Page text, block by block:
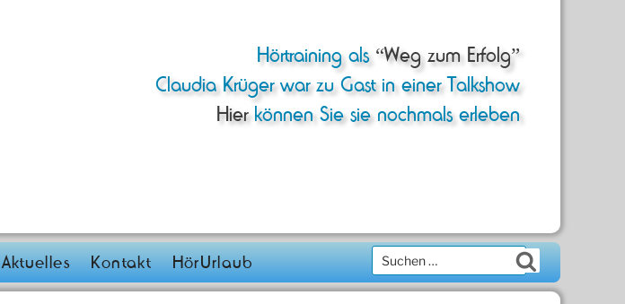
Hörtraining als“Weg zum Erfolg”
Claudia Krüger war zu Gast in einer Talkshow
Hierkönnen Sie sie nochmals erleben
Aktuelles Kontakt HörUrlaub
Suchen
nach: